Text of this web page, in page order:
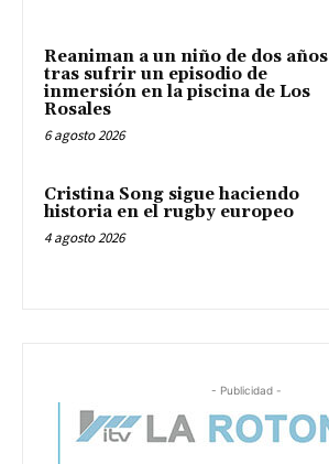
Reaniman a un niño de dos años
tras sufrir un episodio de
inmersión en la piscina de Los
Rosales
6 agosto 2026
Cristina Song sigue haciendo
historia en el rugby europeo
4 agosto 2026
- Publicidad -